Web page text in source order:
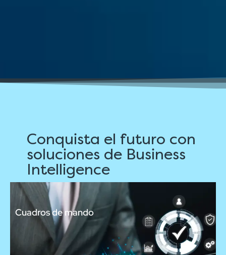
Conquista el futuro con
soluciones de Business
Intelligence
Cuadros de mando